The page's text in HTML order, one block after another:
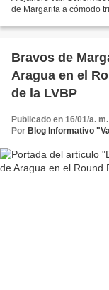
de Margarita a cómodo
Bravos de
Aragua en el
de la LVBP
Publicado en 16/01/a.
Por Blog Informativo